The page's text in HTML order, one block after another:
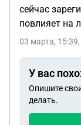
сейчас
повлияет на
03 марта, 15:39
У вас
Опишите
делать.